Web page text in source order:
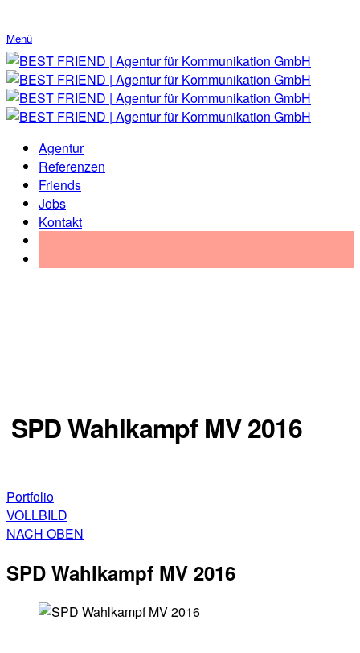
Menü
Agentur
Referenzen
Friends
Jobs
Kontakt
SPD Wahlkampf MV 2016
Portfolio
VOLLBILD
NACH OBEN
SPD Wahlkampf MV 2016